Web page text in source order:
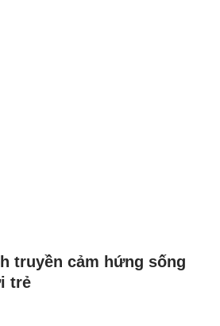
truyền cảm hứng sống
trẻ